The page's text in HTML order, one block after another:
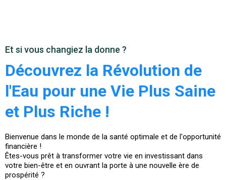
Et si vous changiez la donne ?
Découvrez la Révolution de
l'Eau pour une Vie Plus Saine
et Plus Riche !
Bienvenue dans le monde de la santé optimale et de l'opportunité
financière !
Êtes-vous prêt à transformer votre vie en investissant dans
votre bien-être et en ouvrant la porte à une nouvelle ère de
prospérité ?